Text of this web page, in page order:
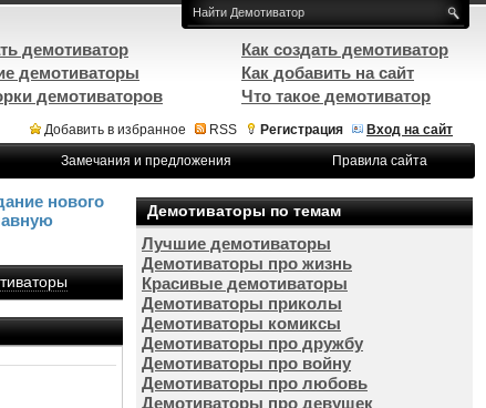
Добавить в избранное RSS Регистрация
Вход на сайт
Замечания и предложения Правила сайта
нового
Демотиваторы по темам
Лучшие демотиваторы
Демотиваторы про жизнь
Красивые демотиваторы
Демотиваторы приколы
Демотиваторы комиксы
Демотиваторы про дружбу
Демотиваторы про войну
Демотиваторы про любовь
Демотиваторы про девушек
демотиватор
демотиваторы
демотиваторов
Как создать демотиватор
Как добавить на сайт
Что такое демотиватор